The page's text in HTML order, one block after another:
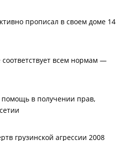
прописал в своем доме 14
всем нормам —
в получении прав,
грузинской агрессии 2008